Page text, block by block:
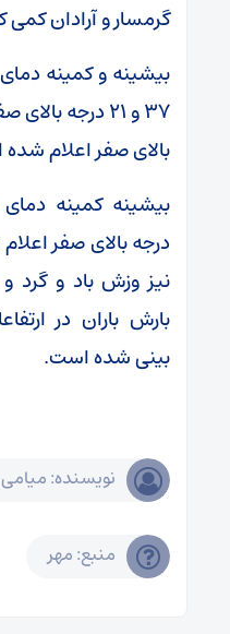
گرمسار و آرادان
بیشینه و کمینه
بالای صفر اعلام
درجه بالای صفر
نیز وزش باد و گرد
بارش باران در
بینی شده است.
نویسنده:
منبع: مهر